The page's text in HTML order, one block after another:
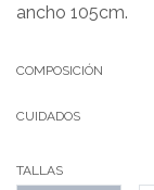
ancho 105cm.
COMPOSICIÓN
CUIDADOS
TALLAS